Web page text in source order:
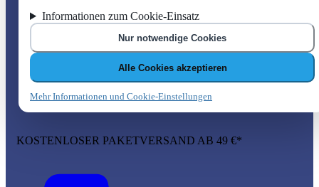
Informationen zum Cookie-Einsatz
Nur notwendige Cookies
Alle Cookies akzeptieren
Mehr Informationen und Cookie-Einstellungen
KOSTENLOSER PAKETVERSAND AB 49 €*